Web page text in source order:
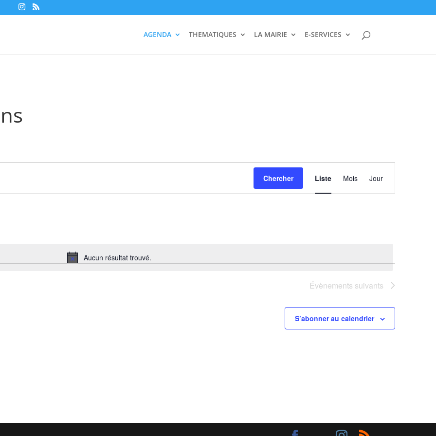
AGENDA THEMATIQUES LA MAIRIE E-SERVICES
Notice
Aucun résultat trouvé.
Chercher
Navigation
de
vues
Liste Mois Jour
Évènements suivants
S’abonner au calendrier